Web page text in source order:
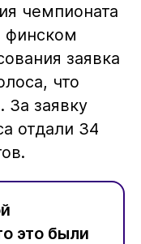
чемпионата
финском
заявка
что
За заявку
отдали 34
это были